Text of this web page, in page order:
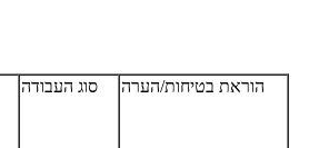
סוג העבודה הוראת בטיחות/הערה